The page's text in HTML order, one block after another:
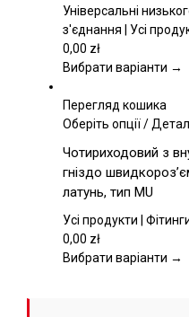
можна
на
товару
Універсальні
з'єднання | Усі
0,00 zł
Вибрати варіанти →
Перегляд кошика
Оберіть опціїЦей
має
кілька
вибрати
/
Чотириходовий з
гніздо
латунь, тип MU
Усі продукти |
0,00 zł
Вибрати варіанти →